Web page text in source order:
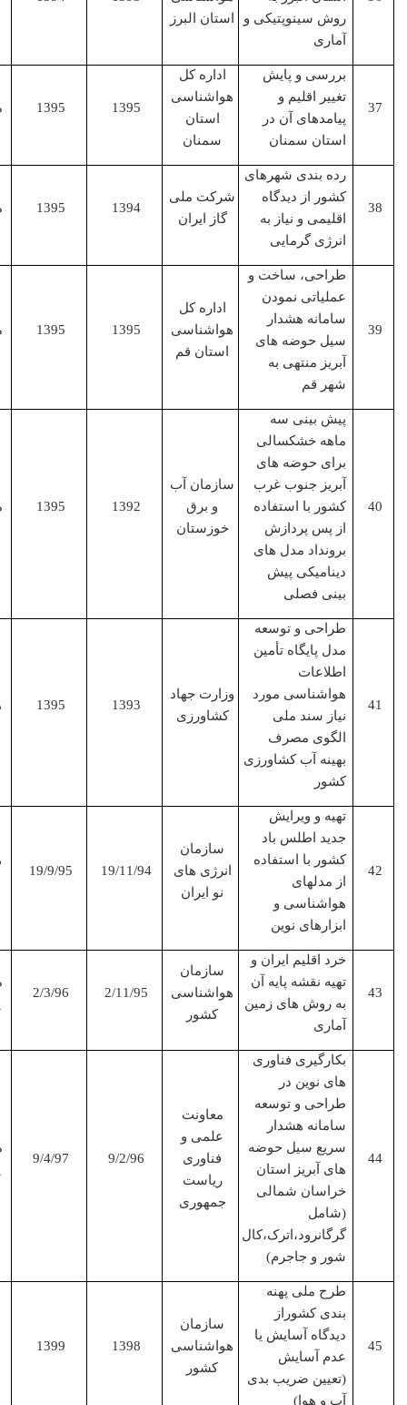
روش سینوپتیکی و
استان البرز
بررسی و پایش
تغییر اقلیم و
پیامدهای آن در
استان سمنان
اداره کل
هواشناسی
1395 مجری
رده بندی شهرهای
کشور از دیدگاه
اقلیمی و نیاز به
انرژی گرمایی
شرکت ملی
گاز ایران
1394 مجری
طراحی، ساخت و
عملیاتی نمودن
سامانه هشدار
سیل حوضه های
آبریز منتهی به
اداره کل
هواشناسی
استان قم
1395 مجری
پیش بینی سه
ماهه خشکسالی
برای حوضه های
آبریز جنوب غرب
کشور با استفاده
از پس پردازش
برونداد مدل های
دینامیکی پیش
بینی فصلی
سازمان آب
و برق
خوزستان
مجری
طراحی و توسعه
مدل پایگاه تأمین
هواشناسی مورد
نیاز سند ملی
الگوی مصرف
بهینه آب کشاورزی
وزارت جهاد
کشاورزی
1393 همکار
تهیه و ویرایش
جدید اطلس باد
کشور با استفاده
از مدلهای
هواشناسی و
ابزارهای نوین
انرژی های
19/11/94
19/9/95
خرد اقلیم ایران و
تهیه نقشه پایه آن
به روش های زمین
سازمان
هواشناسی
کشور
2/11/95
2/3/96
بکارگیری فناوری
های نوین در
طراحی و توسعه
سامانه هشدار
سریع سیل حوضه
های آبریز استان
خراسان شمالی
گرگانرود،اترک،کال
شور و جاجرم)
علمی و
فناوری
ریاست
جمهوری
9/2/96
9/4/97
طرح ملی پهنه
بندی کشوراز
دیدگاه آسایش یا
عدم آسایش
(تعیین ضریب بدی
آب و هوا)
هواشناسی
1398